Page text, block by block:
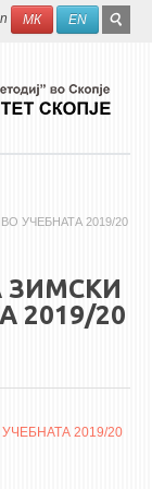
Search
МК EN
УЧЕБНАТА 2019/20
ЗИМСКИ
2019/20
2019/20